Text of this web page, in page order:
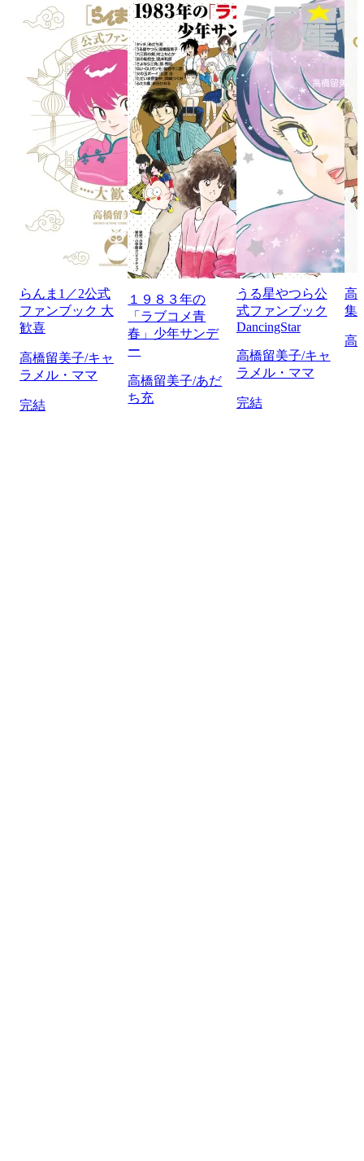
らんま1／2公式
ファンブック 大
歓喜
高橋留美子/キャ
ラメル・ママ
完結
１９８３年の
「ラブコメ青
春」少年サンデ
ー
高橋留美子/あだ
ち充
うる星やつら公
式ファンブック
DancingStar
高橋留美子/キャ
ラメル・ママ
完結
高
集
高